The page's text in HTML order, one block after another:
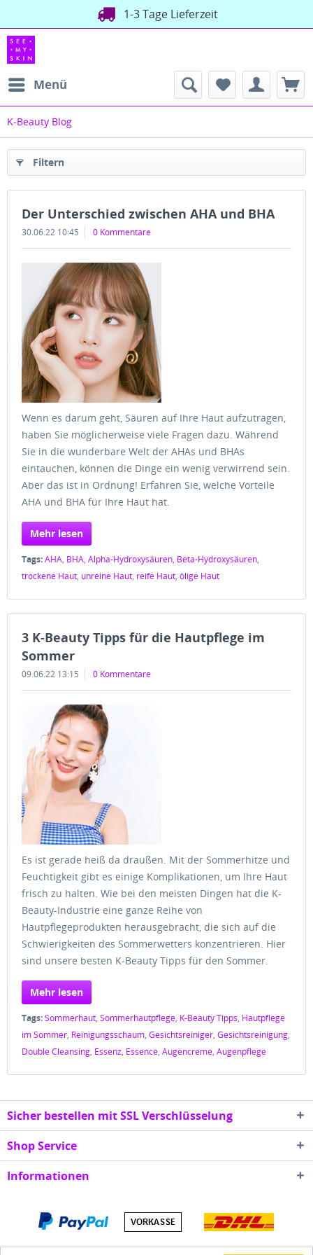
1-3 Tage Lieferzeit
Menü
K-Beauty Blog
Filtern
Der Unterschied zwischen AHA und BHA
30.06.22 10:45 0 Kommentare
Wenn es darum geht, Säuren auf Ihre Haut aufzutragen,
haben Sie möglicherweise viele Fragen dazu. Während
Sie in die wunderbare Welt der AHAs und BHAs
eintauchen, können die Dinge ein wenig verwirrend sein.
Aber das ist in Ordnung! Erfahren Sie, welche Vorteile
AHA und BHA für Ihre Haut hat.
Mehr lesen
Tags:AHA, BHA, Alpha-Hydroxysäuren, Beta-Hydroxysäuren,
trockene Haut, unreine Haut, reife Haut, ölige Haut
3 K-Beauty Tipps für die Hautpflege im
Sommer
09.06.22 13:15 0 Kommentare
Es ist gerade heiß da draußen. Mit der Sommerhitze und
Feuchtigkeit gibt es einige Komplikationen, um Ihre Haut
frisch zu halten. Wie bei den meisten Dingen hat die K-
Beauty-Industrie eine ganze Reihe von
Hautpflegeprodukten herausgebracht, die sich auf die
Schwierigkeiten des Sommerwetters konzentrieren. Hier
sind unsere besten K-Beauty Tipps für den Sommer.
Mehr lesen
Tags:Sommerhaut, Sommerhautpflege, K-Beauty Tipps, Hautpflege
im Sommer, Reinigungsschaum, Gesichtsreiniger, Gesichtsreinigung,
Double Cleansing, Essenz, Essence, Augencreme, Augenpflege
Sicher bestellen mit SSL Verschlüsselung
Shop Service
Informationen
* Alle Preise inkl. gesetzl. Mehrwertsteuer zzgl.